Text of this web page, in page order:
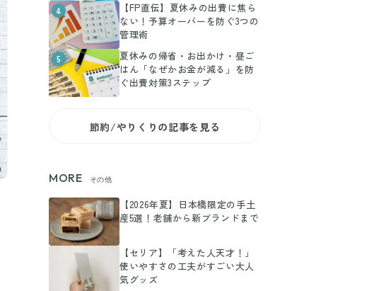
4
【FP直伝】夏休みの出費に焦ら
ない！予算オーバーを防ぐ3つの
管理術
5
夏休みの帰省・お出かけ・昼ご
はん「なぜかお金が減る」を防
ぐ出費対策3ステップ
節約/やりくりの記事を見る
MORE その他
【2026年夏】日本橋限定の手土
産5選！老舗から新ブランドまで
【セリア】「考えた人天才！」
使いやすさの工夫がすごい大人
気グッズ